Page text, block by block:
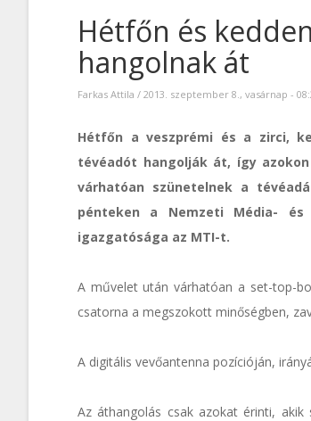
Hétfőn és
hangolnak át
Farkas Attila / 2013. szeptember 8., vasárnap -
Hétfőn a veszprémi és a zirci,
tévéadót hangolják át, így
várhatóan szünetelnek a
pénteken a Nemzeti Média- és
igazgatósága az MTI-t.
A művelet után várhatóan a set-top-
csatorna a megszokott minőségben,
A digitális vevőantenna pozícióján,
Az áthangolás csak azokat érinti,